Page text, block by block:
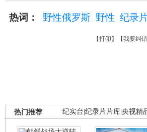
热词： 野性俄罗斯 野性 纪录
【打印 】【我要纠错
纪实台 纪录片片库 央视精
热门推荐